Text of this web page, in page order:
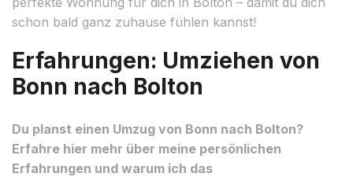
schon bald ganz zuhause fühlen kannst!
Erfahrungen: Umziehen von
Bonn nach Bolton
Du planst einen Umzug von Bonn nach Bolton?
Erfahre hier mehr über meine persönlichen
Erfahrungen und warum ich das